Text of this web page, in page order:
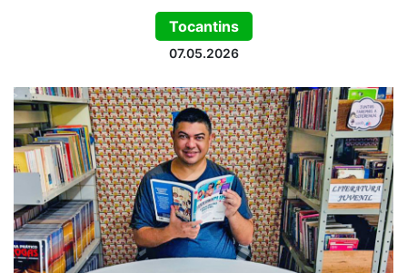
Tocantins
07.05.2026